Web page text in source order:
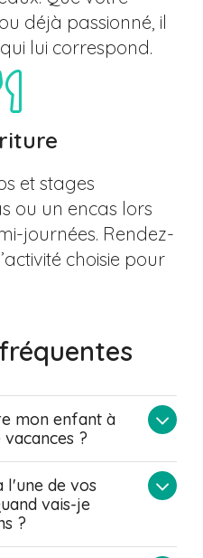
déjà passionné, il
lui correspond.
et stages
ou un encas lors
journées. Rendez-
choisie pour
mon enfant à
?
l'une de vos
vais-je
?